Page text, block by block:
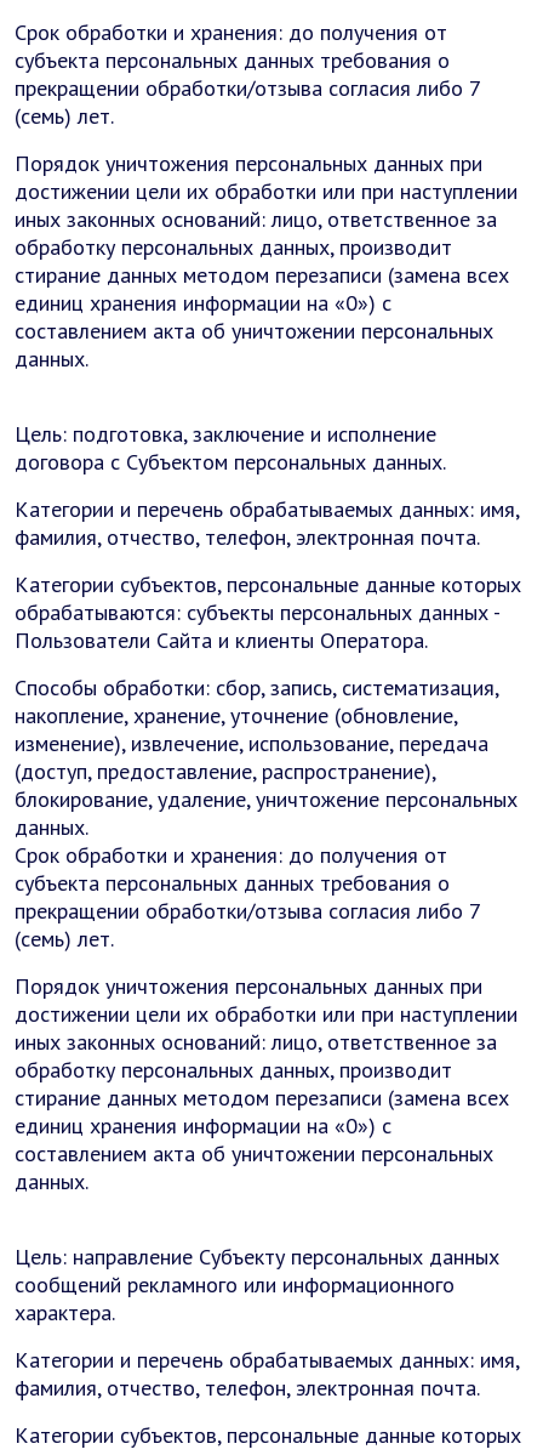
Срок обработки и хранения: до получения от
субъекта персональных данных требования о
прекращении обработки/отзыва согласия либо 7
(семь) лет.
Порядок уничтожения персональных данных при
достижении цели их обработки или при наступлении
иных законных оснований: лицо, ответственное за
обработку персональных данных, производит
стирание данных методом перезаписи (замена всех
единиц хранения информации на «0») с
составлением акта об уничтожении персональных
данных.
Цель: подготовка, заключение и исполнение
договора с Субъектом персональных данных.
Категории и перечень обрабатываемых данных: имя,
фамилия, отчество, телефон, электронная почта.
Категории субъектов, персональные данные которых
обрабатываются: субъекты персональных данных -
Пользователи Сайта и клиенты Оператора.
Способы обработки: сбор, запись, систематизация,
накопление, хранение, уточнение (обновление,
изменение), извлечение, использование, передача
(доступ, предоставление, распространение),
блокирование, удаление, уничтожение персональных
данных.
Срок обработки и хранения: до получения от
субъекта персональных данных требования о
прекращении обработки/отзыва согласия либо 7
(семь) лет.
Порядок уничтожения персональных данных при
достижении цели их обработки или при наступлении
иных законных оснований: лицо, ответственное за
обработку персональных данных, производит
стирание данных методом перезаписи (замена всех
единиц хранения информации на «0») с
составлением акта об уничтожении персональных
данных.
Цель: направление Субъекту персональных данных
сообщений рекламного или информационного
характера.
Категории и перечень обрабатываемых данных: имя,
фамилия, отчество, телефон, электронная почта.
Категории субъектов, персональные данные которых